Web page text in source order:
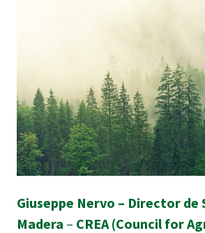
Giuseppe Nervo – Director de
Madera – CREA (Council for